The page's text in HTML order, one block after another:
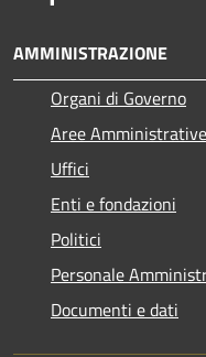
AMMINISTRAZIONE
Organi di Governo
Aree Amministrative
Uffici
Enti e fondazioni
Politici
Personale
Documenti e dati